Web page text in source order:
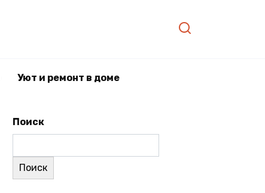
Уют и ремонт в доме
Поиск
Поиск